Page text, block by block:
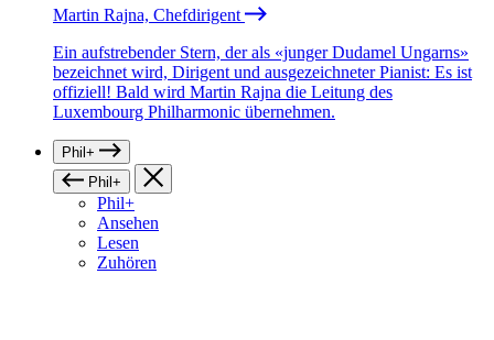
Martin Rajna, Chefdirigent
Ein aufstrebender Stern, der als «junger Dudamel Ungarns»
bezeichnet wird, Dirigent und ausgezeichneter Pianist: Es ist
offiziell! Bald wird Martin Rajna die Leitung des
Luxembourg Philharmonic übernehmen.
Phil+
Phil+
Phil+
Ansehen
Lesen
Zuhören